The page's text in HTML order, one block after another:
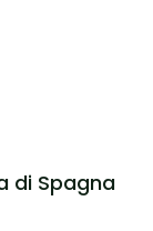
di Spagna